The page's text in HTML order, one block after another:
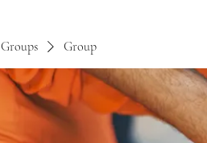
Groups Group